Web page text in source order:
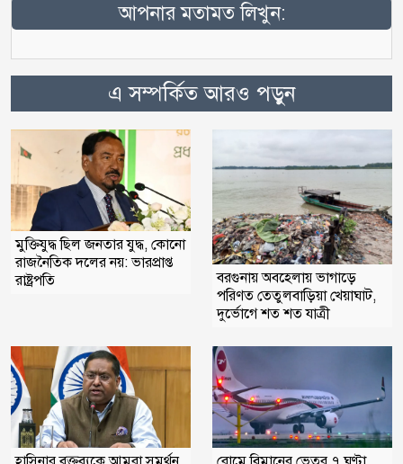
আপনার মতামত লিখুন:
এ সম্পর্কিত আরও পড়ুন
মুক্তিযুদ্ধ ছিল জনতার যুদ্ধ, কোনো
রাজনৈতিক দলের নয়: ভারপ্রাপ্ত
রাষ্ট্রপতি
বরগুনায় অবহেলায় ভাগাড়ে
পরিণত তেতুলবাড়িয়া খেয়াঘাট,
দুর্ভোগে শত শত যাত্রী